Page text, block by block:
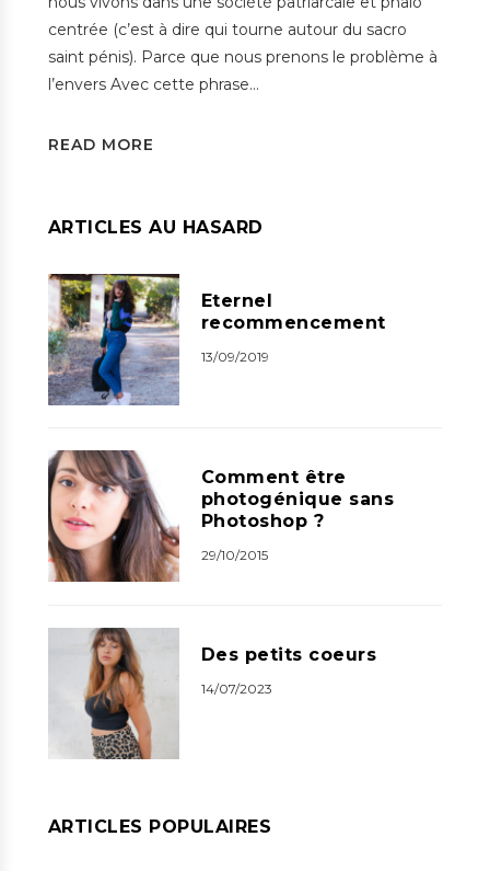
centrée (c’est à dire qui tourne autour du sacro
saint pénis). Parce que nous prenons le problème à
l’envers Avec cette phrase…
READ MORE
ARTICLES AU HASARD
Eternel
recommencement
13/09/2019
Comment être
photogénique sans
Photoshop ?
29/10/2015
Des petits coeurs
14/07/2023
ARTICLES POPULAIRES